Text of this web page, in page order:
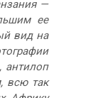
—
ее
вид на
антилоп
всю так